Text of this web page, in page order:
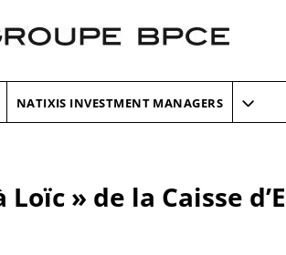
NATIXIS INVESTMENT MANAGERS
» de la Caisse